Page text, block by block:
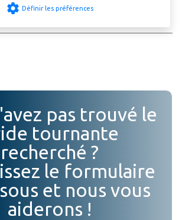
pas trouvé le
tournante
recherché ?
le formulaire
et nous vous
aiderons !
settings Définir les préférences